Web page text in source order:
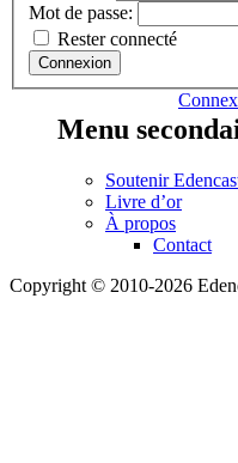
Mot de passe:
Rester connecté
Connexion
Menu
Soutenir
Livre d’or
À propos
Contact
Copyright © 2010-2026